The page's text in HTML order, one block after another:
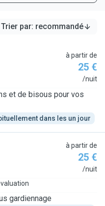
Trier par: recommandé
à partir de
25 €
/nuit
et de bisous pour vos
dans les un jour
à partir de
25 €
/nuit
gardiennage